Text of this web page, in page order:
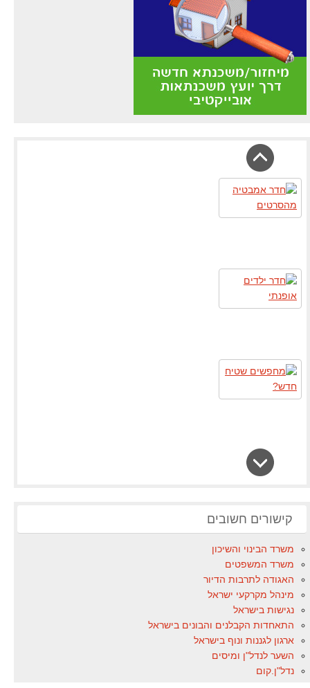
קישורים חשובים
משרד הבינוי והשיכון
משרד המשפטים
האגודה לתרבות הדיור
מינהל מקרקעי ישראל
נגישות בישראל
התאחדות הקבלנים והבונים בישראל
ארגון לגננות ונוף בישראל
השער לנדל"ן ומיסים
נדל"ן.קום